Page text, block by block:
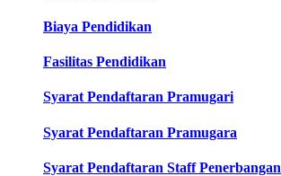
Biaya Pendidikan
Fasilitas Pendidikan
Syarat Pendaftaran Pramugari
Syarat Pendaftaran Pramugara
Syarat Pendaftaran Staff Penerbangan